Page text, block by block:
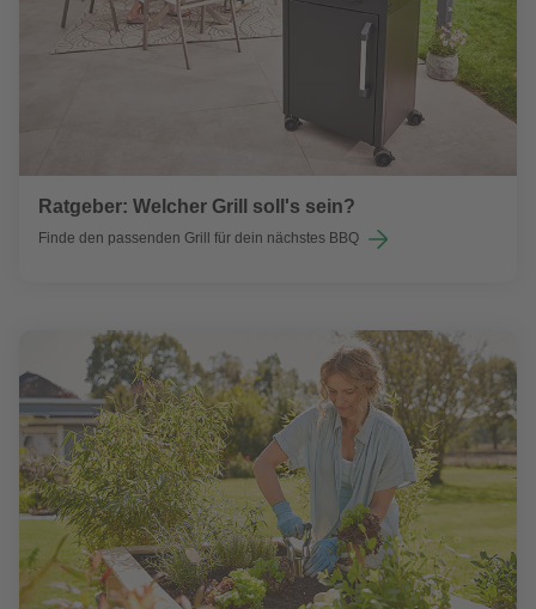
Ratgeber: Welcher Grill soll's sein?
Finde den passenden Grill für dein nächstes BBQ